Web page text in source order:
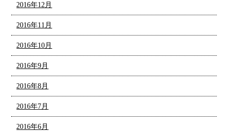
2016年12月
2016年11月
2016年10月
2016年9月
2016年8月
2016年7月
2016年6月